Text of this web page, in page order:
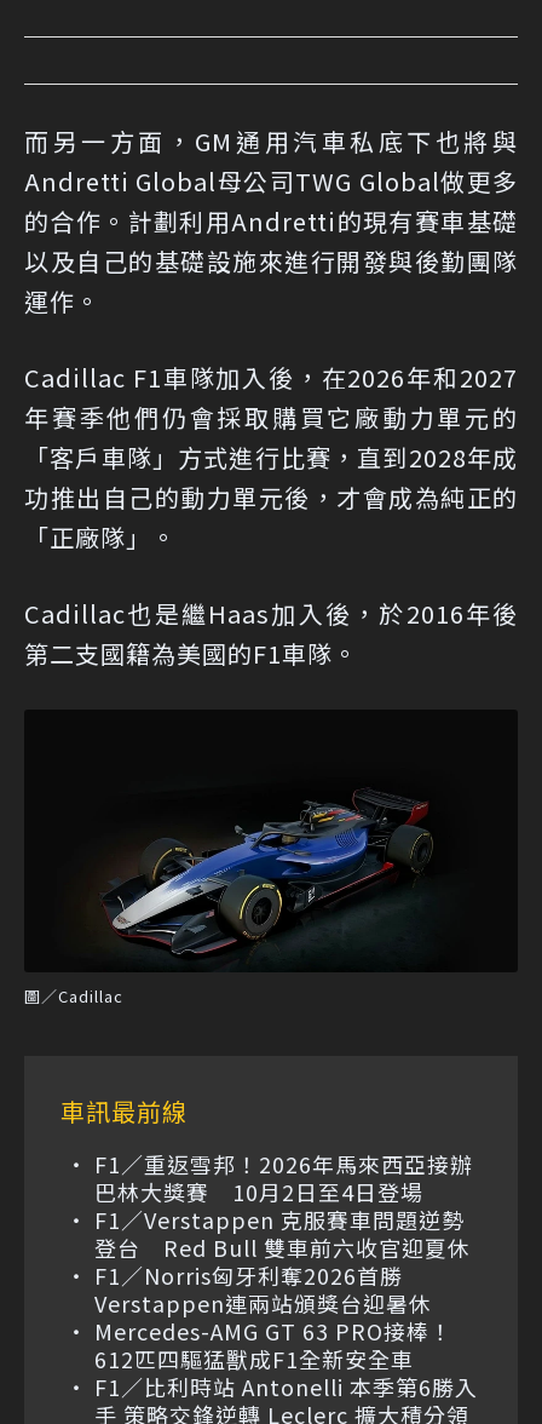
而另一方面，GM通用汽車私底下也將與
Andretti Global母公司TWG Global做更多
的合作。計劃利用Andretti的現有賽車基礎
以及自己的基礎設施來進行開發與後勤團隊
運作。
Cadillac F1車隊加入後，在2026年和2027
年賽季他們仍會採取購買它廠動力單元的
「客戶車隊」方式進行比賽，直到2028年成
功推出自己的動力單元後，才會成為純正的
「正廠隊」。
Cadillac也是繼Haas加入後，於2016年後
第二支國籍為美國的F1車隊。
圖／Cadillac
車訊最前線
F1／重返雪邦！2026年馬來西亞接辦
巴林大獎賽 10月2日至4日登場
F1／Verstappen 克服賽車問題逆勢
登台 Red Bull 雙車前六收官迎夏休
F1／Norris匈牙利奪2026首勝
Verstappen連兩站頒獎台迎暑休
Mercedes-AMG GT 63 PRO接棒！
612匹四驅猛獸成F1全新安全車
F1／比利時站 Antonelli 本季第6勝入
手 策略交鋒逆轉 Leclerc 擴大積分領